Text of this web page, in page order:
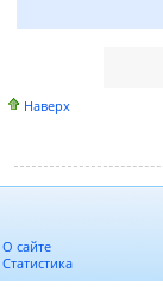
Наверх
О сайте
Статистика